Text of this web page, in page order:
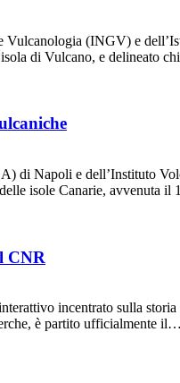
(INGV) e
di Vulcano, e delineato
di Napoli e dell’Instituto
isole Canarie, avvenuta
CNR
incentrato sulla
è partito ufficialmente il…